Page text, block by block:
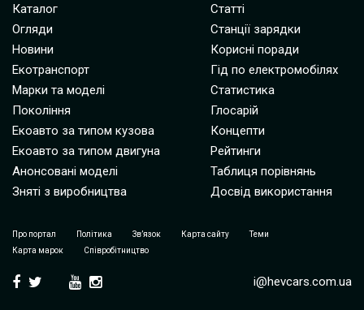
Каталог
Огляди
Новини
Екотранспорт
Марки та моделі
Покоління
Екоавто за типом кузова
Екоавто за типом двигуна
Анонсовані моделі
Зняті з виробництва
Статті
Станції зарядки
Корисні поради
Гід по електромобілях
Статистика
Глосарій
Концепти
Рейтинги
Таблиця порівнянь
Досвід використання
Про портал Політика Зв’язок Карта сайту
Теми
Карта марок
Співробітництво
i@hevcars.com.ua